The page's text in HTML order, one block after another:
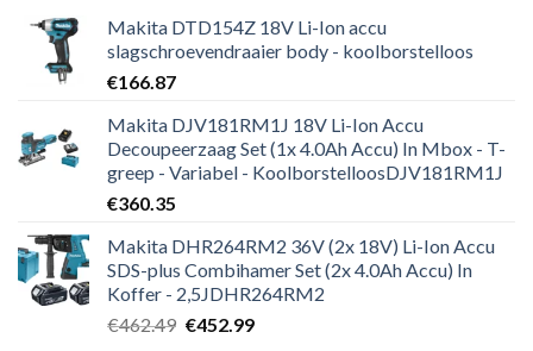
Makita DTD154Z 18V Li-Ion accu
slagschroevendraaier body - koolborstelloos
€166.87
Makita DJV181RM1J 18V Li-Ion Accu
Decoupeerzaag Set (1x 4.0Ah Accu) In Mbox - T-
greep - Variabel - KoolborstelloosDJV181RM1J
€360.35
Makita DHR264RM2 36V (2x 18V) Li-Ion Accu
SDS-plus Combihamer Set (2x 4.0Ah Accu) In
Koffer - 2,5JDHR264RM2
€462.49 Oorspronkelijke
€452.99Huidige